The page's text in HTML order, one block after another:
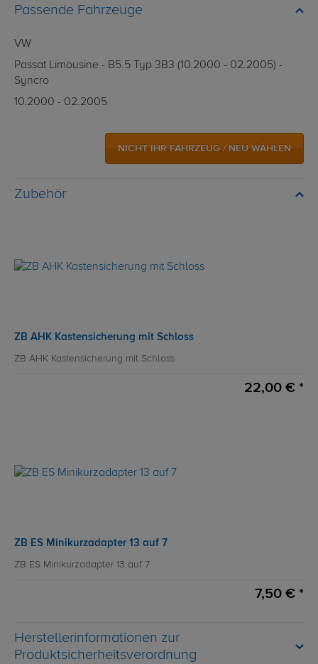
Passende Fahrzeuge
VW
Passat Limousine - B5.5 Typ 3B3 (10.2000 - 02.2005) -
Syncro
10.2000 - 02.2005
NICHT IHR FAHRZEUG / NEU WÄHLEN
Zubehör
ZB AHK Kastensicherung mit Schloss
ZB AHK Kastensicherung mit Schloss
22,00 € *
ZB ES Minikurzadapter 13 auf 7
ZB ES Minikurzadapter 13 auf 7
7,50 € *
Herstellerinformationen zur
Produktsicherheitsverordnung